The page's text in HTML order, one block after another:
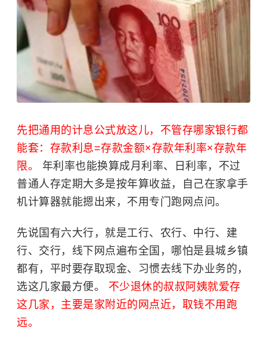
先把通用的计息公式放这儿，不管存哪家银行都
能套：存款利息=存款金额×存款年利率×存款年
限。 年利率也能换算成月利率、日利率，不过
普通人存定期大多是按年算收益，自己在家拿手
机计算器就能摁出来，不用专门跑网点问。
先说国有六大行，就是工行、农行、中行、建
行、交行，线下网点遍布全国，哪怕是县城乡镇
都有，平时要存取现金、习惯去线下办业务的，
选这几家最方便。 不少退休的叔叔阿姨就爱存
这几家，主要是家附近的网点近，取钱不用跑
远。